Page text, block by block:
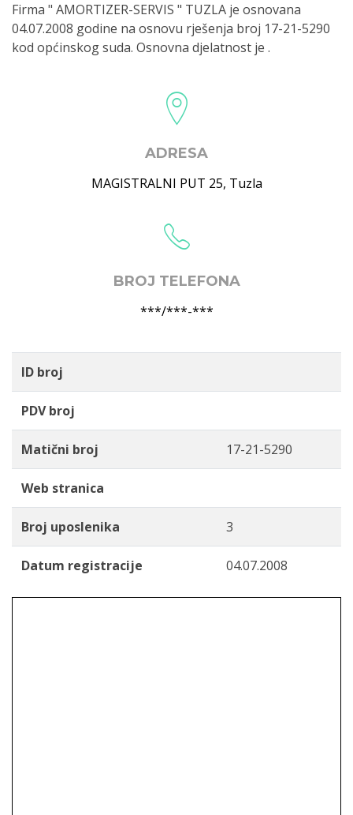
Firma " AMORTIZER-SERVIS " TUZLA je osnovana
04.07.2008 godine na osnovu rješenja broj 17-21-5290
kod općinskog suda. Osnovna djelatnost je .
ADRESA
MAGISTRALNI PUT 25, Tuzla
BROJ TELEFONA
***/***-***
ID broj
PDV broj
Matični broj 17-21-5290
Web stranica
Broj uposlenika 3
Datum registracije 04.07.2008